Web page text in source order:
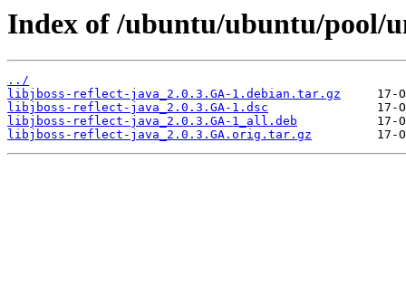
Index of /ubuntu/ubuntu/pool/
../
libjboss-reflect-java_2.0.3.GA-1.debian.tar.gz
libjboss-reflect-java_2.0.3.GA-1.dsc
libjboss-reflect-java_2.0.3.GA-1_all.deb
libjboss-reflect-java_2.0.3.GA.orig.tar.gz